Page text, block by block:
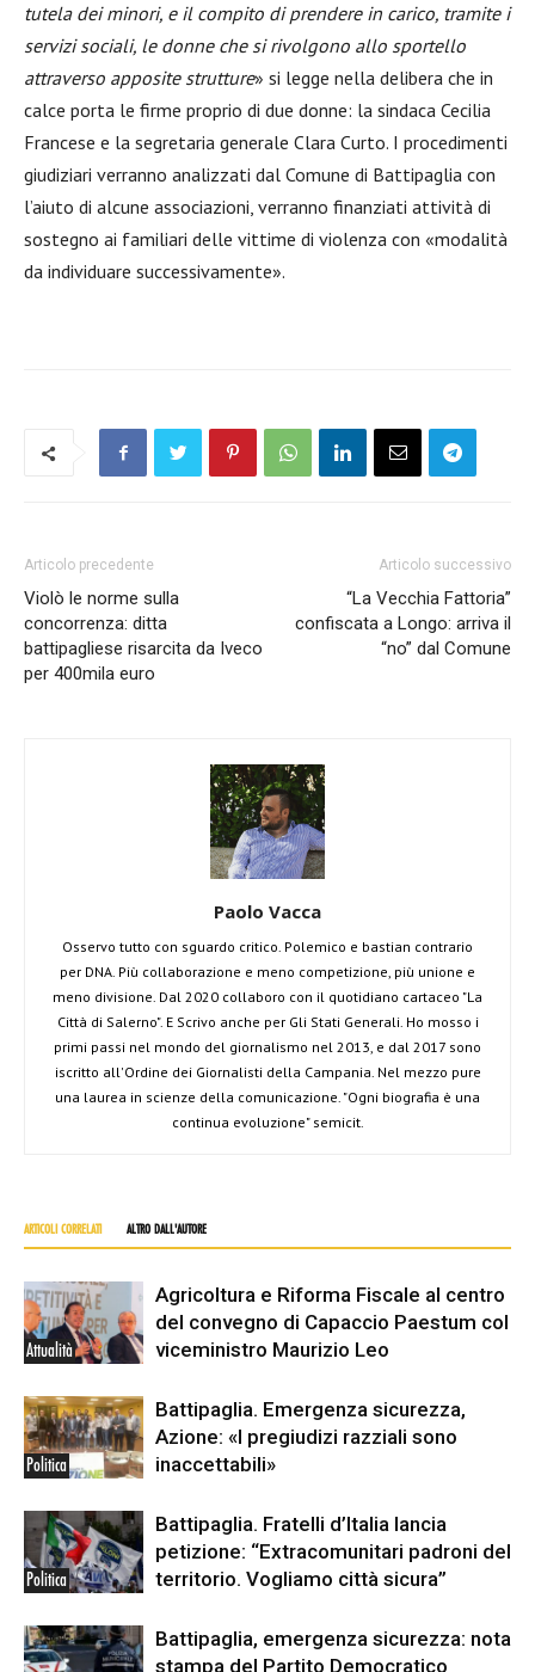
tutela dei minori, e il compito di prendere in carico, tramite i
servizi sociali, le donne che si rivolgono allo sportello
attraverso apposite strutture» si legge nella delibera che in
calce porta le firme proprio di due donne: la sindaca Cecilia
Francese e la segretaria generale Clara Curto. I procedimenti
giudiziari verranno analizzati dal Comune di Battipaglia con
l’aiuto di alcune associazioni, verranno finanziati attività di
sostegno ai familiari delle vittime di violenza con «modalità
da individuare successivamente».
Articolo precedente
Violò le norme sulla
concorrenza: ditta
battipagliese risarcita da Iveco
per 400mila euro
Articolo successivo
“La Vecchia Fattoria”
confiscata a Longo: arriva il
“no” dal Comune
Paolo Vacca
Osservo tutto con sguardo critico. Polemico e bastian contrario
per DNA. Più collaborazione e meno competizione, più unione e
meno divisione. Dal 2020 collaboro con il quotidiano cartaceo "La
Città di Salerno". E Scrivo anche per Gli Stati Generali. Ho mosso i
primi passi nel mondo del giornalismo nel 2013, e dal 2017 sono
iscritto all'Ordine dei Giornalisti della Campania. Nel mezzo pure
una laurea in scienze della comunicazione. "Ogni biografia è una
continua evoluzione" semicit.
ARTICOLI CORRELATI ALTRO DALL'AUTORE
Attualità
Agricoltura e Riforma Fiscale al centro
del convegno di Capaccio Paestum col
viceministro Maurizio Leo
Politica
Battipaglia. Emergenza sicurezza,
Azione: «I pregiudizi razziali sono
inaccettabili»
Politica
Battipaglia. Fratelli d’Italia lancia
petizione: “Extracomunitari padroni del
territorio. Vogliamo città sicura”
Battipaglia, emergenza sicurezza: nota
stampa del Partito Democratico